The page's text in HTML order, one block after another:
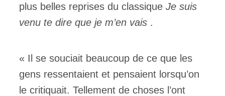
plus belles reprises du classique Je suis
venu te dire que je m’en vais .
« Il se souciait beaucoup de ce que les
gens ressentaient et pensaient lorsqu’on
le critiquait. Tellement de choses l’ont